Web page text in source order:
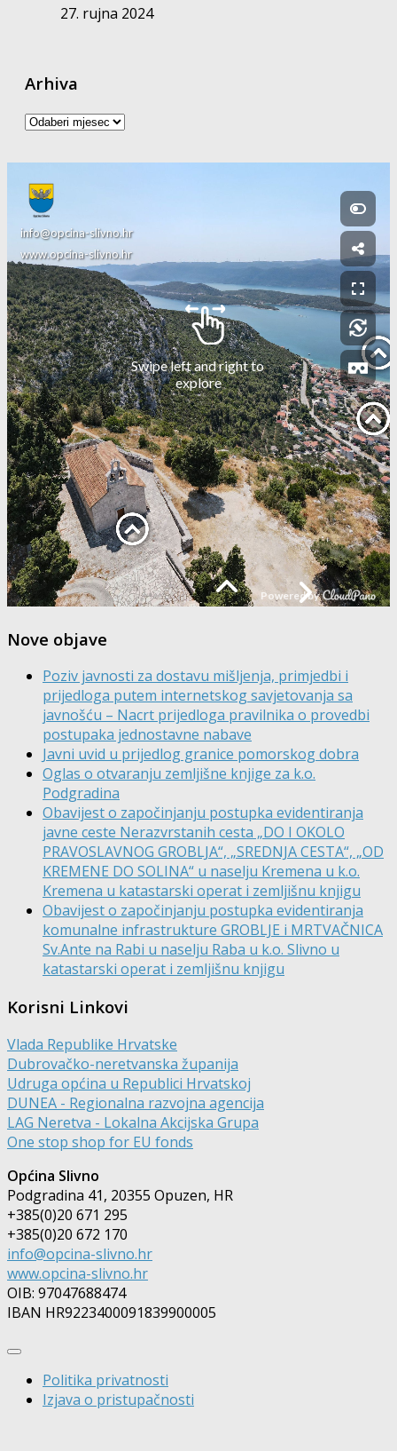
27. rujna 2024
Arhiva
Arhiva
Nove objave
Poziv javnosti za dostavu mišljenja, primjedbi i
prijedloga putem internetskog savjetovanja sa
javnošću – Nacrt prijedloga pravilnika o provedbi
postupaka jednostavne nabave
Javni uvid u prijedlog granice pomorskog dobra
Oglas o otvaranju zemljišne knjige za k.o.
Podgradina
Obavijest o započinjanju postupka evidentiranja
javne ceste Nerazvrstanih cesta „DO I OKOLO
PRAVOSLAVNOG GROBLJA“, „SREDNJA CESTA“, „OD
KREMENE DO SOLINA“ u naselju Kremena u k.o.
Kremena u katastarski operat i zemljišnu knjigu
Obavijest o započinjanju postupka evidentiranja
komunalne infrastrukture GROBLJE i MRTVAČNICA
Sv.Ante na Rabi u naselju Raba u k.o. Slivno u
katastarski operat i zemljišnu knjigu
Korisni Linkovi
Vlada Republike Hrvatske
Dubrovačko-neretvanska županija
Udruga općina u Republici Hrvatskoj
DUNEA - Regionalna razvojna agencija
LAG Neretva - Lokalna Akcijska Grupa
One stop shop for EU fonds
Općina Slivno
Podgradina 41, 20355 Opuzen, HR
+385(0)20 671 295
+385(0)20 672 170
info@opcina-slivno.hr
www.opcina-slivno.hr
OIB: 97047688474
IBAN HR9223400091839900005
Politika privatnosti
Izjava o pristupačnosti